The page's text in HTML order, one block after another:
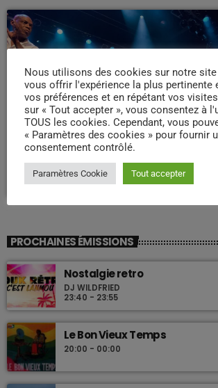
WEEK -END COMPAS
Week end Compas Familly
09:00 - 19:00
PROCHAINES ÉMISSIONS
Nostalgie retro
DJ WILDFRIED
23:40 - 23:55
Le Bon Vieux Temps
20:00 - 00:00
Nous utilisons des cookies sur notre site
vous offrir l'expérience la plus pertinente
vos préférences et en répétant vos
sur « Tout accepter », vous consentez à
TOUS les cookies. Cependant, vous
« Paramètres des cookies » pour fournir
consentement contrôlé.
Paramètres Cookie Tout accepter